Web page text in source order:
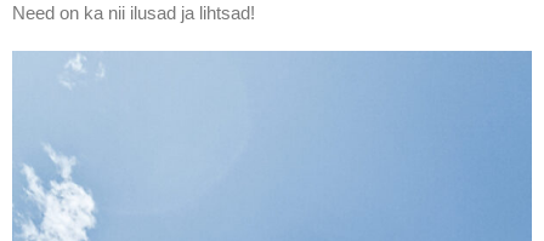
Need on ka nii ilusad ja lihtsad!